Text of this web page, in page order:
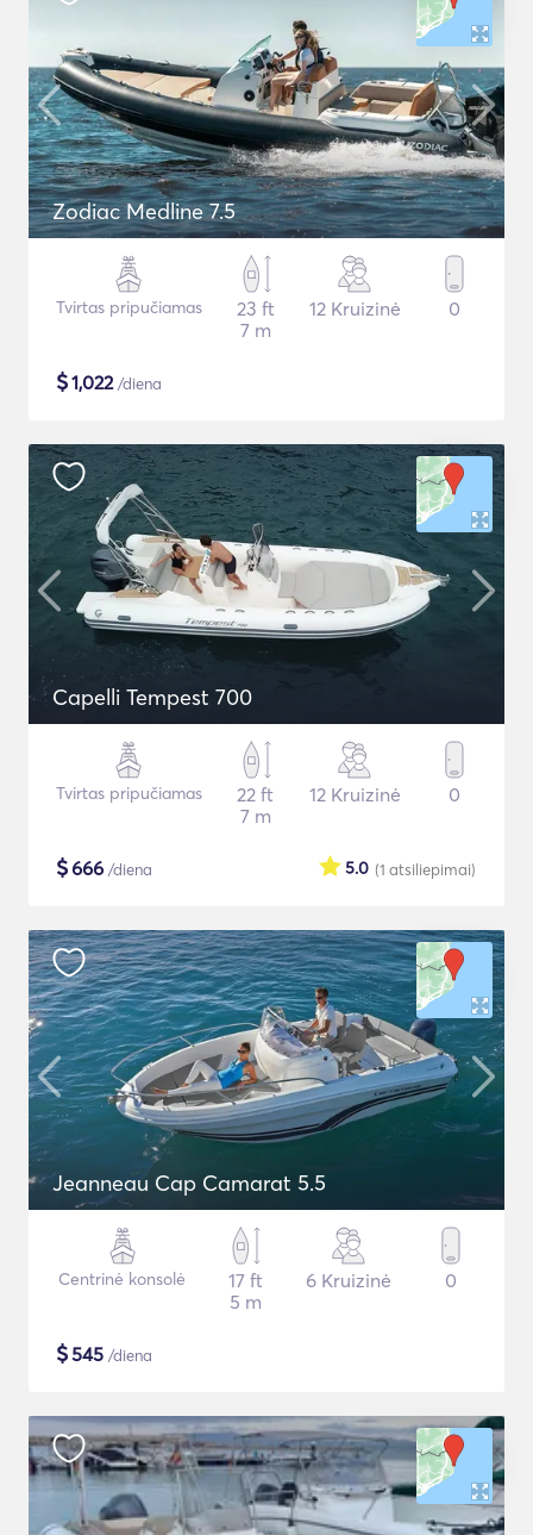
Zodiac Medline 7.5
Tvirtas pripučiamas
23 ft
7 m
12 Kruizinė 0
$1,022/diena
Capelli Tempest 700
Tvirtas pripučiamas
22 ft
7 m
12 Kruizinė 0
$666 /diena (1 atsiliepimai)
5.0
Jeanneau Cap Camarat 5.5
Centrinė konsolė
17 ft
5 m
6 Kruizinė 0
$545 /diena